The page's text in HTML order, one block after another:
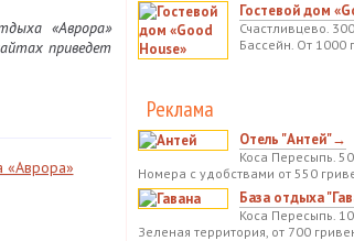
«Аврора»
приведет
Гостевой дом
Счастливцево.
Бассейн. От 1000
Реклама
Отель "Антей"→
Коса Пересыпь.
Номера с удобствами от 550
База отдыха
Коса Пересыпь.
Зеленая территория, от 700